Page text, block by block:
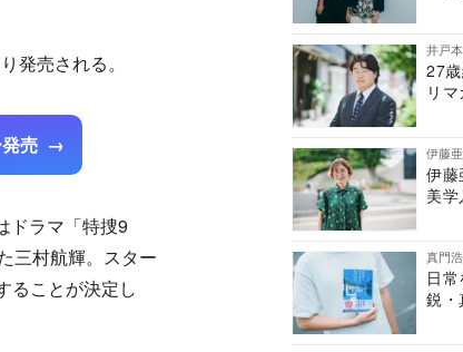
発売される。
売
ドラマ「特捜9
三村航輝。スター
ることが決定し
井戸
27
リ
伊藤
伊藤
美
真門
日
鋭・